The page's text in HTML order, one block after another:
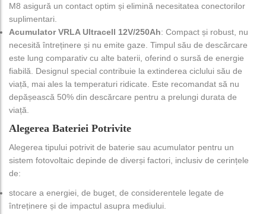
M8 asigură un contact optim și elimină necesitatea conectorilor
suplimentari.
Acumulator VRLA Ultracell 12V/250Ah: Compact și robust, nu
necesită întreținere și nu emite gaze. Timpul său de descărcare
este lung comparativ cu alte baterii, oferind o sursă de energie
fiabilă. Designul special contribuie la extinderea ciclului său de
viață, mai ales la temperaturi ridicate. Este recomandat să nu
depășească 50% din descărcare pentru a prelungi durata de
viață.
Alegerea Bateriei Potrivite
Alegerea tipului potrivit de baterie sau acumulator pentru un
sistem fotovoltaic depinde de diverși factori, inclusiv de cerințele
de:
stocare a energiei, de buget, de considerentele legate de
întreținere și de impactul asupra mediului.